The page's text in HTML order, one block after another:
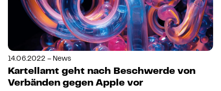
14.06.2022 – News
Kartellamt geht nach Beschwerde von
Verbänden gegen Apple vor